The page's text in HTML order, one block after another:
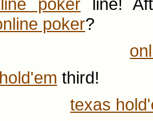
poker?
third!
texas